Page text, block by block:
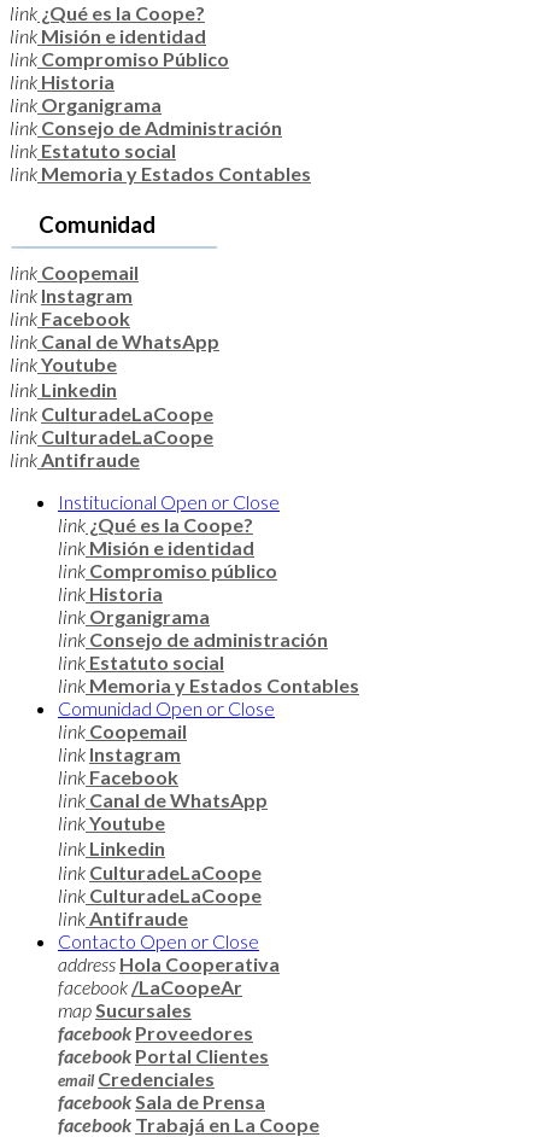
link ¿Qué es la Coope?
link Misión e identidad
link Compromiso Público
link Historia
link Organigrama
link Consejo de Administración
link Estatuto social
link Memoria y Estados Contables
Comunidad
link Coopemail
link Instagram
link Facebook
link Canal de WhatsApp
linkYoutube
link Linkedin
link CulturadeLaCoope
link CulturadeLaCoope
linkAntifraude
Institucional Open or Close
link ¿Qué es la Coope?
link Misión e identidad
link Compromiso público
link Historia
link Organigrama
link Consejo de administración
link Estatuto social
link Memoria y Estados Contables
Comunidad Open or Close
link Coopemail
link Instagram
link Facebook
link Canal de WhatsApp
linkYoutube
link Linkedin
link CulturadeLaCoope
link CulturadeLaCoope
linkAntifraude
Contacto Open or Close
address Hola Cooperativa
facebook /LaCoopeAr
mapSucursales
facebook Proveedores
facebook Portal Clientes
email Credenciales
facebookSala de Prensa
facebook Trabajá en La Coope